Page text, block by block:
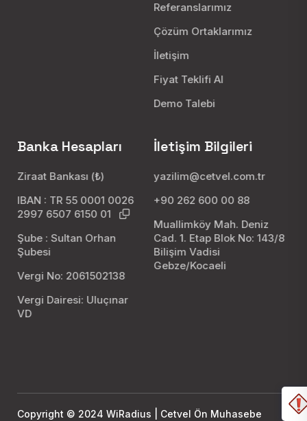
Referanslarımız
Çözüm Ortaklarımız
İletişim
Fiyat Teklifi Al
Demo Talebi
Banka Hesapları
Ziraat Bankası (₺)
IBAN : TR 55 0001 0026
2997 6507 6150 01
Şube : Sultan Orhan
Şubesi
Vergi No: 2061502138
Vergi Dairesi: Uluçınar
VD
İletişim Bilgileri
yazilim@cetvel.com.tr
+90 262 600 00 88
Muallimköy Mah. Deniz
Cad. 1. Etap Blok No: 143/8
Bilişim Vadisi
Gebze/Kocaeli
Copyright © 2024 WiRadius | Cetvel Ön Muhasebe